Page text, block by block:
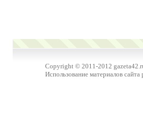
Copyright © 2011-2012
Использование материалов